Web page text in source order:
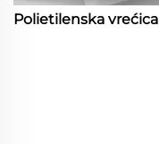
Polietilenska vrećica